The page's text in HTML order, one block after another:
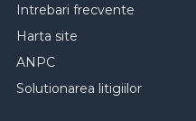
Intrebari frecvente
Harta site
ANPC
Solutionarea litigiilor